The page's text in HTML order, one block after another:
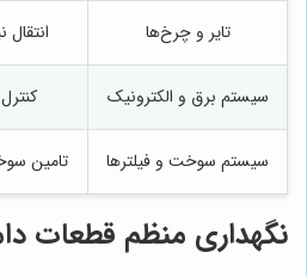
تایر و چرخ‌ها
سیستم برق و الکترونیک
سیستم سوخت و فیلترها تامین
نگهداری منظم قطعات